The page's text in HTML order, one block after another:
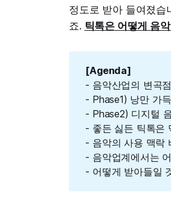
정도로 받아 들여졌습
죠. 틱톡은 어떻게 음
[Agenda]
- 음악산업의 변곡점
- Phase1) 낭만 가
- Phase2) 디지털
- 좋든 싫든 틱톡은
- 음악의 사용 맥락
- 음악업계에서는
- 어떻게 받아들일